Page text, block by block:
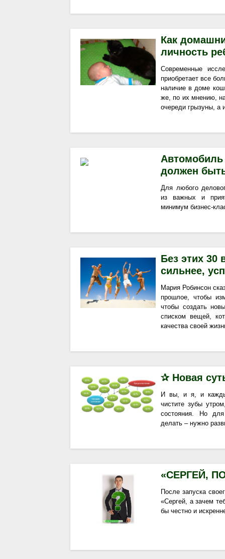
Как
личность
Современные
приобретает все
наличие в доме
же, по их мнению,
очереди грызуны, а
Автомобиль
должен
Для любого
из важных и
минимум бизнес-
Без этих 30
сильнее,
Мария Робинсон
прошлое, чтобы
чтобы создать
списком вещей,
качества своей
✰ Новая
И вы, и я, и
чистите зубы
состояния. Но для
делать – нужно
«СЕРГЕЙ,
После запуска
«Сергей, а зачем
бы честно и